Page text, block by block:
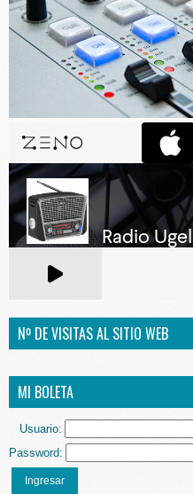
Nº DE VISITAS AL SITIO WEB
MI BOLETA
Usuario:
Password:
Ingresar